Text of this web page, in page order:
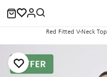
Red Fitted V-Neck Top